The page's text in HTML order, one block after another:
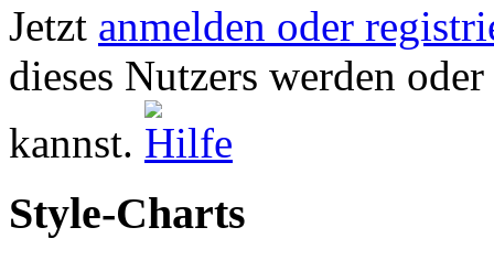
Jetzt anmelden oder
dieses Nutzers werden
kannst.
Style-Charts